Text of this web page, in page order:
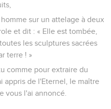
sur un attelage à deux
et dit : « Elle est tombée,
les sculptures sacrées
terre ! »
comme pour extraire du
appris de l'Eternel, le maître
vous l'ai annoncé.